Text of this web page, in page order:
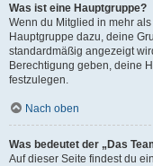
Was ist eine Hauptgruppe?
Wenn du Mitglied in mehr
Hauptgruppe dazu, deine
standardmäßig angezeigt
Berechtigung geben, deine
festzulegen.
Nach oben
Was bedeutet der „Das
Auf dieser Seite findest du